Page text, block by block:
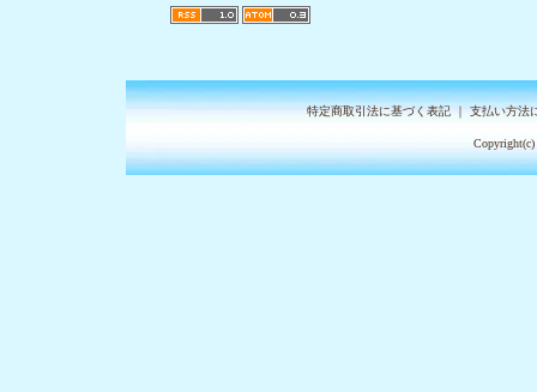
特定商取引法に基づく表記｜支払い方法